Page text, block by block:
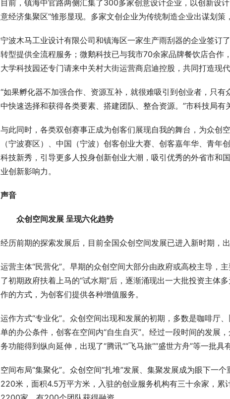
目前，镇海中官路两侧汇集了300多家创意设计企业，以创新设
意经济集聚区”雏形显现。多家文创企业为传统制造企业出谋划策
宁波木马工业设计有限公司和镇海区一家生产雨刮器的企业签订
转型提供全流程服务；微鹅科技已与我市70余家品牌餐饮店合
大学科技园还专门请来中关村大街运营商启迪控股，共同打造现
“如果孵化器不加强合作、资源互补，就很难吸引到创业者，只有
中快速选择和获得各类要素、搭建团队、整合资源。”市科技局有
与此同时，各类双创赛事正成为创客们展现自我的舞台，为众创
（宁波赛区）、中国（宁波）创客创业大赛、创客嘉年华、青
科技新秀，引导更多人投身创新创业大潮，吸引优秀的外省市和
业创新影响力。
声音
众创空间发展 呈现六化趋势
经历前期的探索发展后，目前全国众创空间发展已进入新时期，
运营主体“民营化”。早期的众创空间大部分由政府或高校主导，
了初期政府扶着上马的“试水期”后，逐渐涌现出一大批投资主体
作的方式，为创客们提供各种增值服务。
运作方式“专业化”。众创空间出现和发展的初期，多数是咖啡厅
单的办公条件，创客在空间内“自生自灭”。经过一段时间的发展
务功能得到纵向延伸，出现了“腾讯”“飞马旅”“盛世方舟”等一批
空间布局“集聚化”。众创空间“扎堆”发展、集聚发展成为眼下一
220米，面积4.5万平方米，入驻的创业服务机构有三十余家，累